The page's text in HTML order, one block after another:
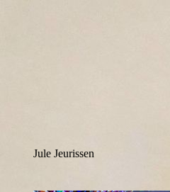
Jule Jeurissen